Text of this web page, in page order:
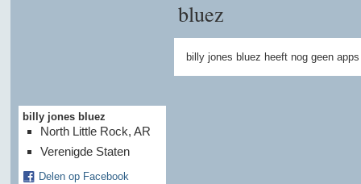
billy jones bluez
North Little Rock, AR
Verenigde Staten
Delen op Facebook
bluez
billy jones bluez heeft nog geen